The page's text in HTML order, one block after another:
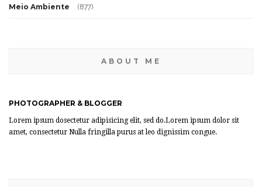
Meio Ambiente (877)
ABOUT ME
PHOTOGRAPHER & BLOGGER
Lorem ipsum dosectetur adipisicing elit, sed do.Lorem ipsum dolor sit
amet, consectetur Nulla fringilla purus at leo dignissim congue.